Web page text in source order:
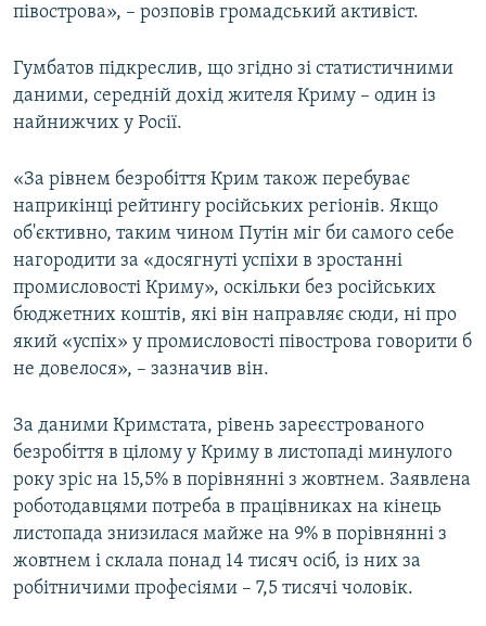
півострова», – розповів громадський активіст.
Гумбатов підкреслив, що згідно зі статистичними
даними, середній дохід жителя Криму – один із
найнижчих у Росії.
«За рівнем безробіття Крим також перебуває
наприкінці рейтингу російських регіонів. Якщо
об'єктивно, таким чином Путін міг би самого себе
нагородити за «досягнуті успіхи в зростанні
промисловості Криму», оскільки без російських
бюджетних коштів, які він направляє сюди, ні про
який «успіх» у промисловості півострова говорити б
не довелося», – зазначив він.
За даними Кримстата, рівень зареєстрованого
безробіття в цілому у Криму в листопаді минулого
року зріс на 15,5% в порівнянні з жовтнем. Заявлена
роботодавцями потреба в працівниках на кінець
листопада знизилася майже на 9% в порівнянні з
жовтнем і склала понад 14 тисяч осіб, із них за
робітничими професіями – 7,5 тисячі чоловік.